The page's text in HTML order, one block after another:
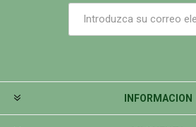
INFORMACION